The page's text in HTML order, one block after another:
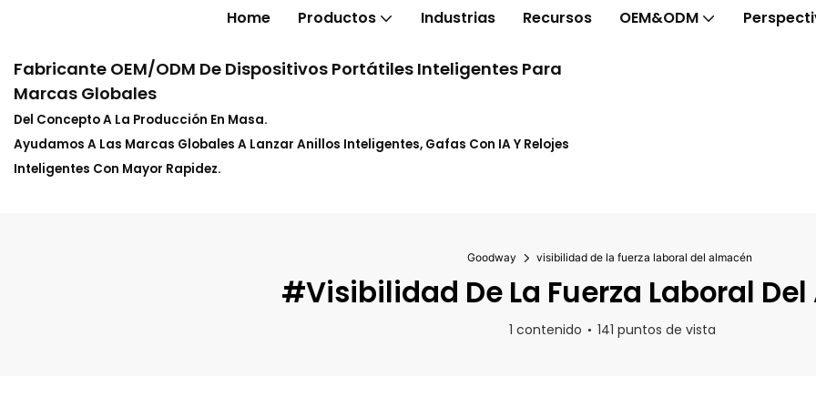
Home Productos Industrias Recursos OEM&ODM
Fabricante OEM/ODM De Dispositivos Portátiles Inteligentes Para
Marcas Globales
Del Concepto A La Producción En Masa.
Ayudamos A Las Marcas Globales A Lanzar Anillos Inteligentes, Gafas Con IA Y Relojes
Inteligentes Con Mayor Rapidez.
Goodway visibilidad de la fuerza laboral del almacén
#visibilidad De La Fuerza Laboral
1 contenido 141 puntos de vista